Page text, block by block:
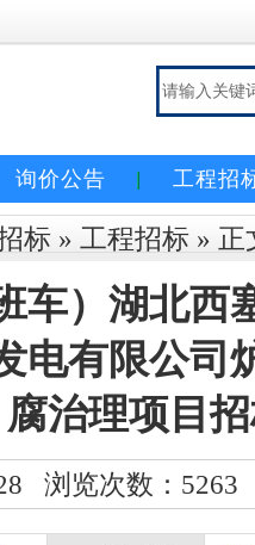
询价公告 工程招
标 » 工程招标 » 正
车）湖北
电有限公司
腐治理项目
浏览次数： 5263